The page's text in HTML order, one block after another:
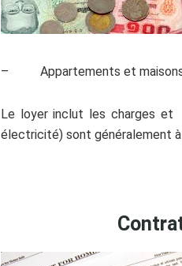
– Appartements et
Le loyer inclut les charges et
électricité) sont généralement